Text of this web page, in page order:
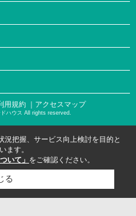
用規約 ｜アクセスマップ
ハウス All rights reserved.
況把握、サービス向上検討を目的と
ます。
いて」 をご確認ください。
る